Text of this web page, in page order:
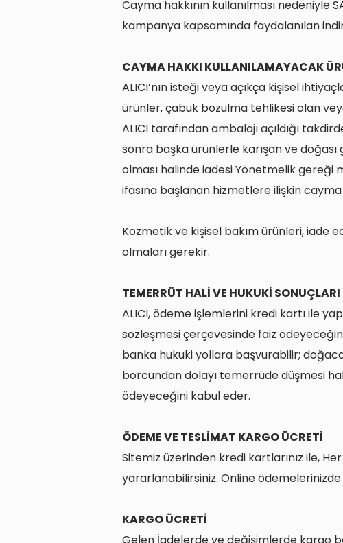
Cayma hakkının kullanılması nedeniyle
kampanya kapsamında faydalanılan
CAYMA HAKKI KULLANILAMAYACAK
ALICI’nın isteği veya açıkça kişisel
ürünler, çabuk bozulma tehlikesi olan
ALICI tarafından ambalajı açıldığı
sonra başka ürünlerle karışan ve doğası
olması halinde iadesi Yönetmelik gereği
ifasına başlanan hizmetlere ilişkin
Kozmetik ve kişisel bakım ürünleri, iade
olmaları gerekir.
TEMERRÜT HALİ VE HUKUKİ SONUÇLARI
ALICI, ödeme işlemlerini kredi kartı ile
sözleşmesi çerçevesinde faiz
banka hukuki yollara başvurabilir;
borcundan dolayı temerrüde düşmesi
ödeyeceğini kabul eder.
ÖDEME VE TESLİMAT KARGO ÜCRETİ
Sitemiz üzerinden kredi kartlarınız ile,
yararlanabilirsiniz. Online
KARGO ÜCRETİ